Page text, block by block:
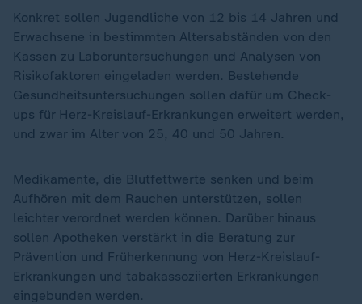
Konkret sollen Jugendliche von 12 bis 14 Jahren und
Erwachsene in bestimmten Altersabständen von den
Kassen zu Laboruntersuchungen und Analysen von
Risikofaktoren eingeladen werden. Bestehende
Gesundheitsuntersuchungen sollen dafür um Check-
ups für Herz-Kreislauf-Erkrankungen erweitert werden,
und zwar im Alter von 25, 40 und 50 Jahren.
Medikamente, die Blutfettwerte senken und beim
Aufhören mit dem Rauchen unterstützen, sollen
leichter verordnet werden können. Darüber hinaus
sollen Apotheken verstärkt in die Beratung zur
Prävention und Früherkennung von Herz-Kreislauf-
Erkrankungen und tabakassoziierten Erkrankungen
eingebunden werden.